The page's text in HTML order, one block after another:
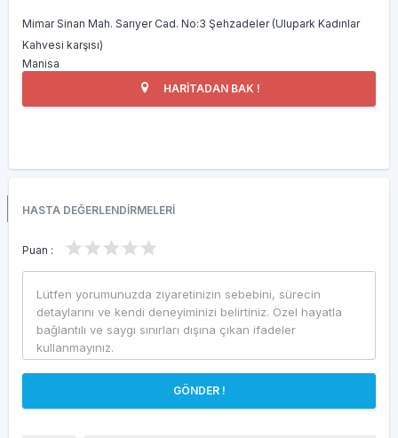
Mimar Sinan Mah. Sarıyer Cad. No:3 Şehzadeler (Ulupark Kadınlar
Kahvesi karşısı)
Manisa
HARİTADAN BAK !
HASTA DEĞERLENDİRMELERİ
Puan :
GÖNDER !